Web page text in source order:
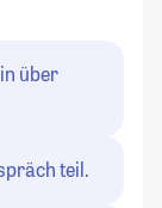
über
teil.